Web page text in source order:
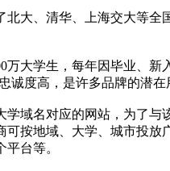
大、清华、上海交大等全
大学生，每年因毕业、新
诚度高，是许多品牌的潜
域名对应的网站，为了与
可按地域、大学、城市投
台等。